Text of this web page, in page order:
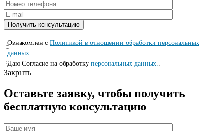
Ознакомлен с Политикой в отношении обработки персональных
данных.
Даю Согласие на обработку персональных данных..
Закрыть
Оставьте заявку, чтобы получить
бесплатную консультацию